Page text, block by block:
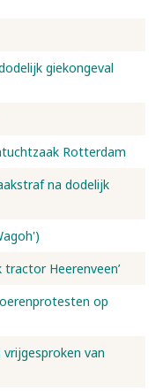
giekongeval
Rotterdam
na dodelijk
tractor Heerenveen’
op
van